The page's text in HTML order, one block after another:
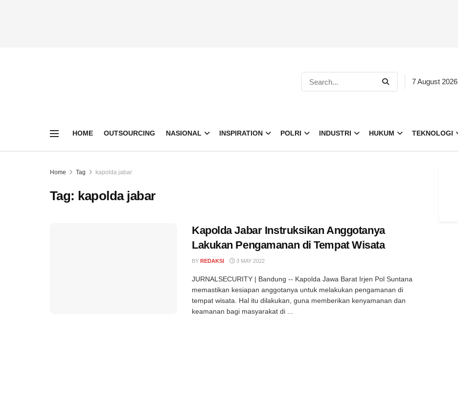
7 August 2026
HOME OUTSOURCING NASIONAL INSPIRATION POLRI INDUSTRI HUKUM TEKNOLOGI
Home Tag kapolda jabar
Tag: kapolda jabar
Kapolda Jabar Instruksikan Anggotanya
Lakukan Pengamanan di Tempat Wisata
BY REDAKSI 3 MAY 2022
JURNALSECURITY | Bandung -- Kapolda Jawa Barat Irjen Pol Suntana
memastikan kesiapan anggotanya untuk melakukan pengamanan di
tempat wisata. Hal itu dilakukan, guna memberikan kenyamanan dan
keamanan bagi masyarakat di ...